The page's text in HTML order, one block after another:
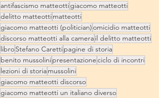
antifascismo matteottigiacomo matteotti
delitto matteottimatteotti
giacomo matteotti (politician)omicidio matteotti
discorso matteotti alla camerail delitto matteotti
libroStefano Carettipagine di storia
benito mussolinipresentazioneciclo di incontri
lezioni di storiamussolini
giacomo matteotti discorso
giacomo matteotti un italiano diverso